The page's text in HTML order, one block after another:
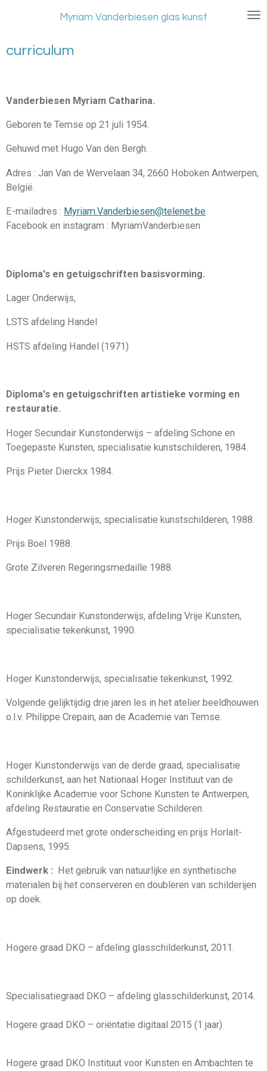
de
Myriam Vanderbiesen glas kunst
curriculum
Vanderbiesen Myriam Catharina.
Geboren te Temse op 21 juli 1954.
Gehuwd met Hugo Van den Bergh.
Adres : Jan Van de Wervelaan 34, 2660 Hoboken Antwerpen,
België.
E-mailadres : Myriam.Vanderbiesen@telenet.be.
Facebook en instagram : MyriamVanderbiesen
Diploma's en getuigschriften basisvorming.
Lager Onderwijs,
LSTS afdeling Handel
HSTS afdeling Handel (1971)
Diploma's en getuigschriften artistieke vorming en
restauratie.
Hoger Secundair Kunstonderwijs – afdeling Schone en
Toegepaste Kunsten, specialisatie kunstschilderen, 1984.
Prijs Pieter Dierckx 1984.
Hoger Kunstonderwijs, specialisatie kunstschilderen, 1988.
Prijs Boel 1988.
Grote Zilveren Regeringsmedaille 1988.
Hoger Secundair Kunstonderwijs, afdeling Vrije Kunsten,
specialisatie tekenkunst, 1990.
Hoger Kunstonderwijs, specialisatie tekenkunst, 1992.
Volgende gelijktijdig drie jaren les in het atelier beeldhouwen
o.l.v. Philippe Crepain, aan de Academie van Temse.
Hoger Kunstonderwijs van de derde graad, specialisatie
schilderkunst, aan het Nationaal Hoger Instituut van de
Koninklijke Academie voor Schone Kunsten te Antwerpen,
afdeling Restauratie en Conservatie Schilderen.
Afgestudeerd met grote onderscheiding en prijs Horlait-
Dapsens, 1995.
Eindwerk :
Het gebruik van natuurlijke en synthetische
materialen bij het conserveren en doubleren van schilderijen
op doek.
Hogere graad DKO – afdeling glasschilderkunst, 2011.
Specialisatiegraad DKO – afdeling glasschilderkunst, 2014.
Hogere graad DKO – oriëntatie digitaal 2015 (1 jaar)
Hogere graad DKO Instituut voor Kunsten en Ambachten te